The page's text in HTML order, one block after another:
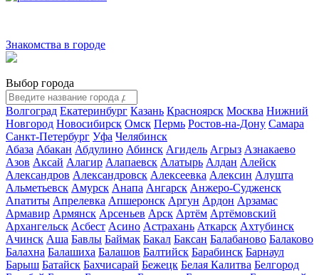
Знакомства в городе
Выбор города
Волгоград Екатеринбург Казань Красноярск Москва Нижний
Новгород Новосибирск Омск Пермь Ростов-на-Дону Самара
Санкт-Петербург Уфа Челябинск
Абаза Абакан Абдулино Абинск Агидель Агрыз Азнакаево
Азов Аксай Алагир Алапаевск Алатырь Алдан Алейск
Александров Александровск Алексеевка Алексин Алушта
Альметьевск Амурск Анапа Ангарск Анжеро-Судженск
Апатиты Апрелевка Апшеронск Аргун Ардон Арзамас
Армавир Армянск Арсеньев Арск Артём Артёмовский
Архангельск Асбест Асино Астрахань Аткарск Ахтубинск
Ачинск Аша Бавлы Баймак Бакал Баксан Балабаново Балаково
Балахна Балашиха Балашов Балтийск Барабинск Барнаул
Барыш Батайск Бахчисарай Бежецк Белая Калитва Белгород